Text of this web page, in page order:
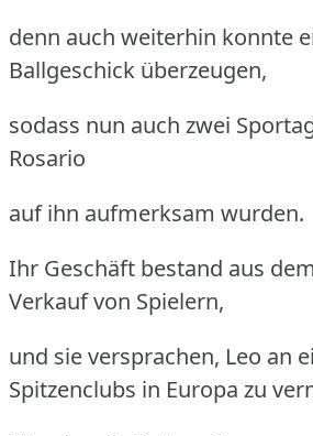
denn auch weiterhin konnte
Ballgeschick überzeugen,
sodass nun auch zwei
Rosario
auf ihn aufmerksam wurden.
Ihr Geschäft bestand aus
Verkauf von Spielern,
und sie versprachen, Leo an
Spitzenclubs in Europa zu